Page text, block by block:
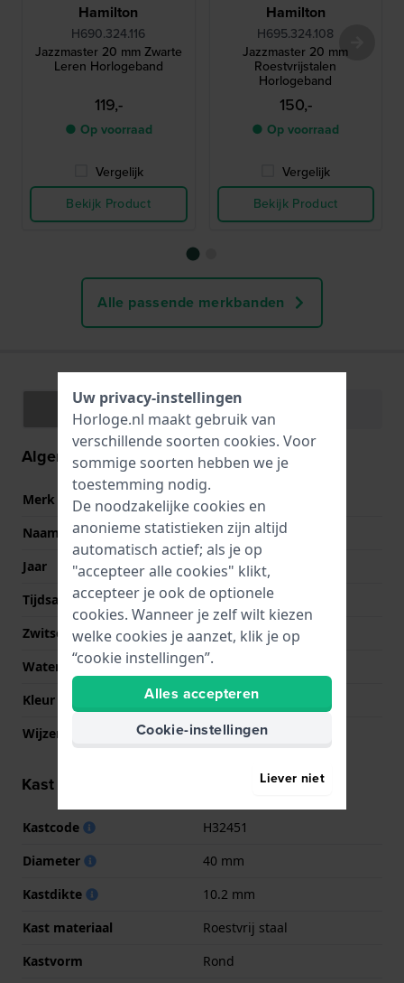
Hamilton
H690.324.116
Jazzmaster 20 mm Zwarte
Leren Horlogeband
119,-
● Op voorraad
Vergelijk
Bekijk Product
Hamilton
H695.324.108
Jazzmaster 20 mm
Roestvrijstalen
Horlogeband
150,-
● Op voorraad
Vergelijk
Bekijk Product
Alle passende merkbanden
Specificaties
Algemene informatie
Merk
Hamilton
Naam
Jazzmaster
Jaar
2019 Lente/Zomer
Tijdsaanduiding
Analoog
Zwitsers fabricaat
Nee
Waterdichtheid
5 Bar (douchen)
Kleur wijzerplaat
Blauw
Wijzer kleuren (u,m,s)
Zilver, Zilver, Zilver
Kast informatie
Kastcode
H32451
Diameter
40 mm
Kastdikte
10.2 mm
Kast materiaal
Roestvrij staal
Kastvorm
Rond
Uw privacy-instellingen
Horloge.nl maakt gebruik van
verschillende soorten cookies. Voor
sommige soorten hebben we je
toestemming nodig.
De noodzakelijke cookies en
anonieme statistieken zijn altijd
automatisch actief; als je op
"accepteer alle cookies" klikt,
accepteer je ook de optionele
cookies. Wanneer je zelf wilt kiezen
welke cookies je aanzet, klik je op
“cookie instellingen”.
Alles accepteren
Cookie-instellingen
Liever niet